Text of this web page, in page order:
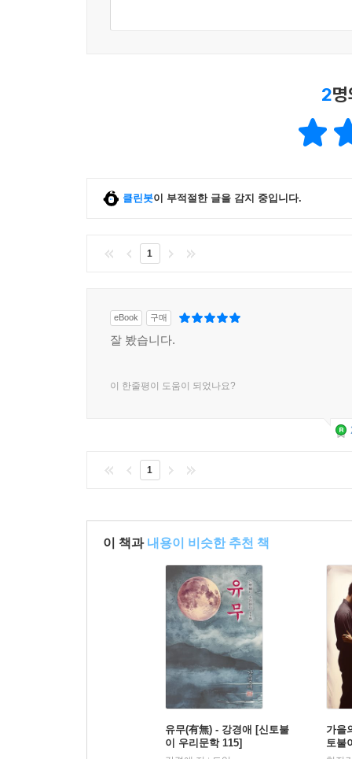
2
클린봇이 부적절한 글을 감지 중입니다.
1
eBook 구매
잘 봤습니다.
이 한줄평이 도움이 되었나요?
1
이 책과 내용이 비슷한 추천 책
유무(有無) - 강경애 [신토불
이 우리문학 115]
가을
토불